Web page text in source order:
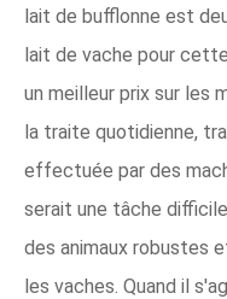
lait de bufflonne est
lait de vache pour
un meilleur prix sur les
la traite quotidienne,
effectuée par des
serait une tâche
des animaux robustes
les vaches. Quand il